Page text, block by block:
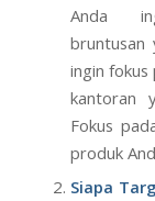
Anda
bruntusan
ingin
kantoran
Fokus
produk
Siapa